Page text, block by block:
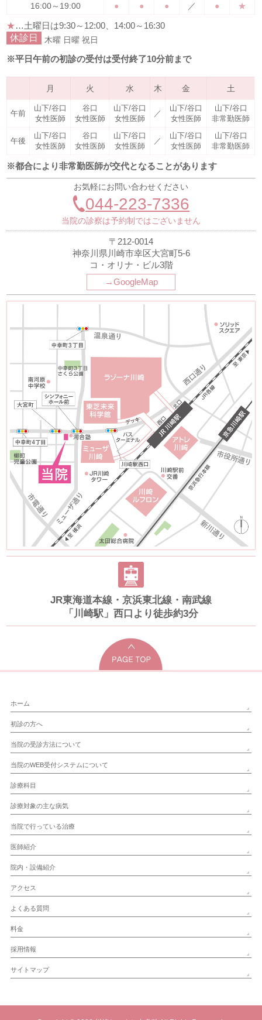
16:00～19:00
● ● ● ／ ● ★
★…土曜日は9:30～12:00、14:00～16:30
休診日
木曜 日曜 祝日
※平日午前の初診の受付は受付終了10分前まで
月 火 水 木 金 土
午前
山下/谷口
女性医師
谷口
女性医師
山下/谷口
女性医師
／
山下/谷口
女性医師
山下/谷口
非常勤医師
午後
山下/谷口
女性医師
谷口
女性医師
山下/谷口
女性医師
／
山下/谷口
女性医師
山下/谷口
非常勤医師
※都合により非常勤医師が交代となることがあります
お気軽にお問い合わせください
044-223-7336
当院の診察は予約制ではございません
〒212-0014
神奈川県川崎市幸区大宮町5-6
コ・オリナ・ビル3階
→GoogleMap
JR東海道本線・京浜東北線・南武線
「川崎駅」西口より徒歩約3分
ホーム
初診の方へ
当院の受診方法について
当院のWEB受付システムについて
診療科目
診療対象の主な病気
当院で行っている治療
医師紹介
院内・設備紹介
アクセス
よくある質問
料金
採用情報
サイトマップ